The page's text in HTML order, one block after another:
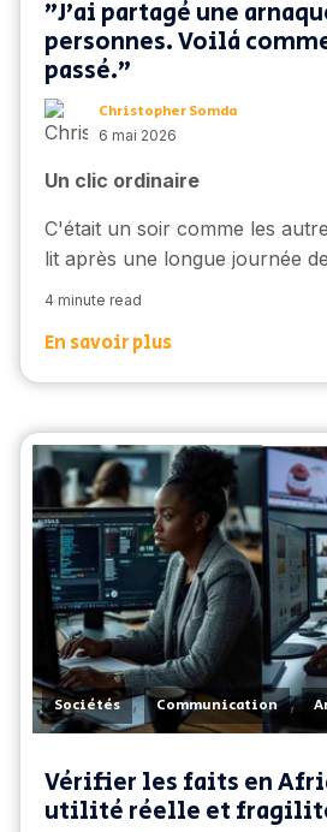
"J'ai partagé une
personnes. Voilà
passé."
Christopher Somda
6 mai 2026
Un clic ordinaire
C'était un soir comme les
lit après une longue journée
4 minute read
En savoir plus
Sociétés , Communication ,
Vérifier les faits en
utilité réelle et